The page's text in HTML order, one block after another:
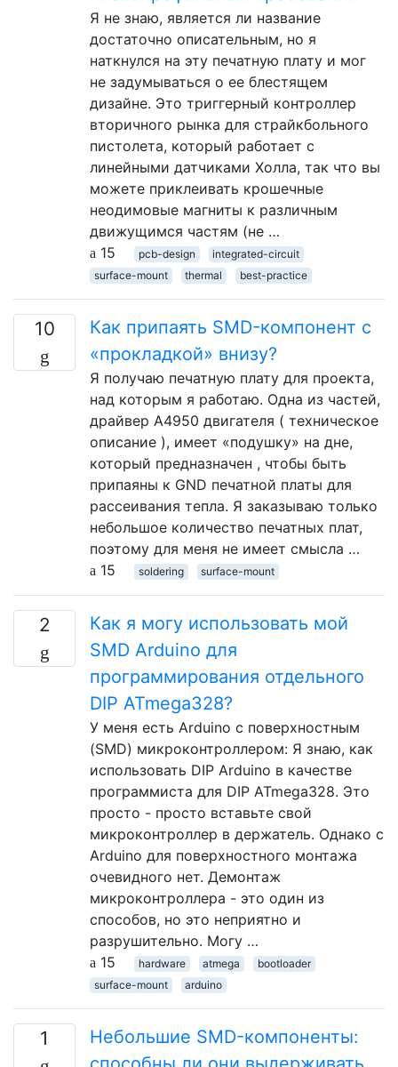
Я не знаю, является ли название
достаточно описательным, но я
наткнулся на эту печатную плату и мог
не задумываться о ее блестящем
дизайне. Это триггерный контроллер
вторичного рынка для страйкбольного
пистолета, который работает с
линейными датчиками Холла, так что вы
можете приклеивать крошечные
неодимовые магниты к различным
движущимся частям (не …
15
pcb-design
integrated-circuit
surface-mount
thermal best-practice
10
Как припаять SMD-компонент с
«прокладкой» внизу?
Я получаю печатную плату для проекта,
над которым я работаю. Одна из частей,
драйвер A4950 двигателя ( техническое
описание ), имеет «подушку» на дне,
который предназначен , чтобы быть
припаяны к GND печатной платы для
рассеивания тепла. Я заказываю только
небольшое количество печатных плат,
поэтому для меня не имеет смысла …
15
soldering surface-mount
2
Как я могу использовать мой
SMD Arduino для
программирования отдельного
DIP ATmega328?
У меня есть Arduino с поверхностным
(SMD) микроконтроллером: Я знаю, как
использовать DIP Arduino в качестве
программиста для DIP ATmega328. Это
просто - просто вставьте свой
микроконтроллер в держатель. Однако с
Arduino для поверхностного монтажа
очевидного нет. Демонтаж
микроконтроллера - это один из
способов, но это неприятно и
разрушительно. Могу …
15
hardware atmega
bootloader
surface-mount
arduino
1
Небольшие SMD-компоненты: